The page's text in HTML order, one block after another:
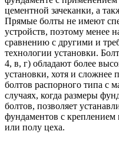
цементной зачеканки, а
Прямые болты не имеют
устройств, поэтому менее
сравнению с другими и
технологии установки.
4, в, г) обладают более
установки, хотя и
болтов распорного типа с
случаях, когда размеры
болтов, позволяет
фундаментов с креплением
или полу цеха.